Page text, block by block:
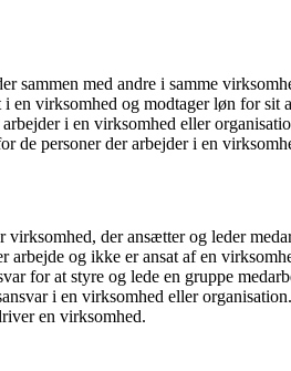
sammen med andre i samme
i en virksomhed og modtager løn for sit
arbejder i en virksomhed eller
de personer der arbejder i en
virksomhed, der ansætter og leder
arbejde og ikke er ansat af en
for at styre og lede en gruppe
i en virksomhed eller organisation.
en virksomhed.